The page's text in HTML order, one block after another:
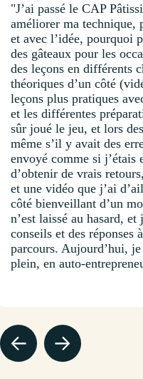
"J’ai passé le CAP
améliorer ma technique,
et avec l’idée, pourquoi
des gâteaux pour les
des leçons en différents
théoriques d’un côté
leçons plus pratiques
et les différentes
sûr joué le jeu, et lors
même s’il y avait des
envoyé comme si j’étais
d’obtenir de vrais
et une vidéo que j’ai
côté bienveillant d’un
n’est laissé au hasard,
conseils et des réponses
parcours. Aujourd’hui,
plein, en auto-